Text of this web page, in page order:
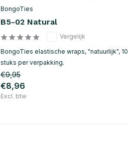
BongoTies
B5-02 Natural
Vergelijk
BongoTies elastische wraps, "natuurlijk", 10
stuks per verpakking.
€9,95
€8,96
Excl. btw